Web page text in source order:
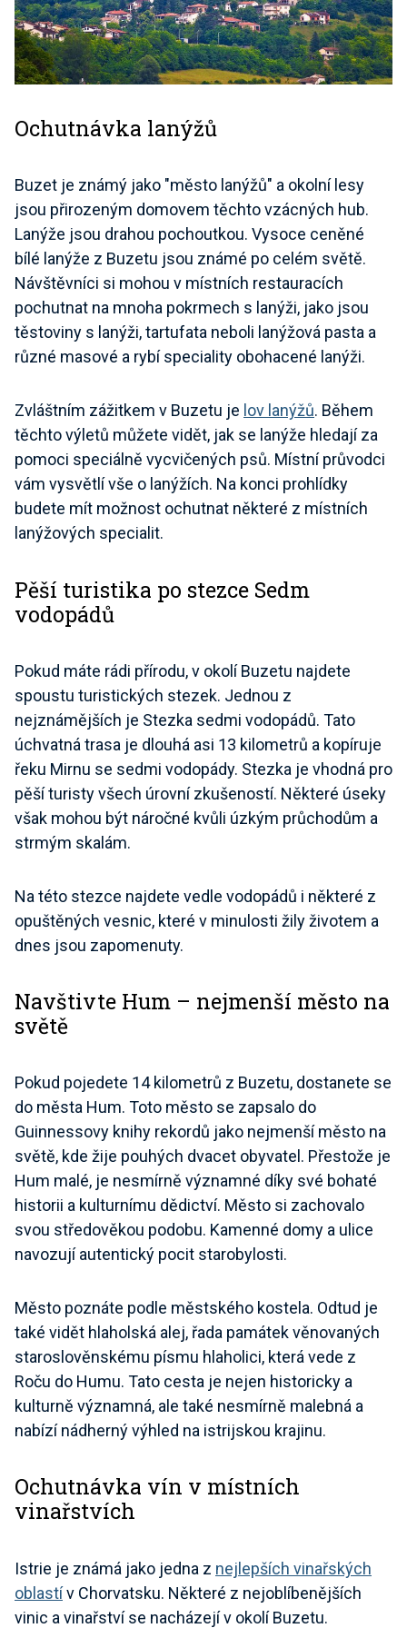
Ochutnávka lanýžů
Buzet je známý jako "město lanýžů" a okolní lesy
jsou přirozeným domovem těchto vzácných hub.
Lanýže jsou drahou pochoutkou. Vysoce ceněné
bílé lanýže z Buzetu jsou známé po celém světě.
Návštěvníci si mohou v místních restauracích
pochutnat na mnoha pokrmech s lanýži, jako jsou
těstoviny s lanýži, tartufata neboli lanýžová pasta a
různé masové a rybí speciality obohacené lanýži.
Zvláštním zážitkem v Buzetu je lov lanýžů. Během
těchto výletů můžete vidět, jak se lanýže hledají za
pomoci speciálně vycvičených psů. Místní průvodci
vám vysvětlí vše o lanýžích. Na konci prohlídky
budete mít možnost ochutnat některé z místních
lanýžových specialit.
Pěší turistika po stezce Sedm
vodopádů
Pokud máte rádi přírodu, v okolí Buzetu najdete
spoustu turistických stezek. Jednou z
nejznámějších je Stezka sedmi vodopádů. Tato
úchvatná trasa je dlouhá asi 13 kilometrů a kopíruje
řeku Mirnu se sedmi vodopády. Stezka je vhodná pro
pěší turisty všech úrovní zkušeností. Některé úseky
však mohou být náročné kvůli úzkým průchodům a
strmým skalám.
Na této stezce najdete vedle vodopádů i některé z
opuštěných vesnic, které v minulosti žily životem a
dnes jsou zapomenuty.
Navštivte Hum – nejmenší město na
světě
Pokud pojedete 14 kilometrů z Buzetu, dostanete se
do města Hum. Toto město se zapsalo do
Guinnessovy knihy rekordů jako nejmenší město na
světě, kde žije pouhých dvacet obyvatel. Přestože je
Hum malé, je nesmírně významné díky své bohaté
historii a kulturnímu dědictví. Město si zachovalo
svou středověkou podobu. Kamenné domy a ulice
navozují autentický pocit starobylosti.
Město poznáte podle městského kostela. Odtud je
také vidět hlaholská alej, řada památek věnovaných
staroslověnskému písmu hlaholici, která vede z
Roču do Humu. Tato cesta je nejen historicky a
kulturně významná, ale také nesmírně malebná a
nabízí nádherný výhled na istrijskou krajinu.
Ochutnávka vín v místních
vinařstvích
Istrie je známá jako jedna z nejlepších vinařských
oblastív Chorvatsku. Některé z nejoblíbenějších
vinic a vinařství se nacházejí v okolí Buzetu.